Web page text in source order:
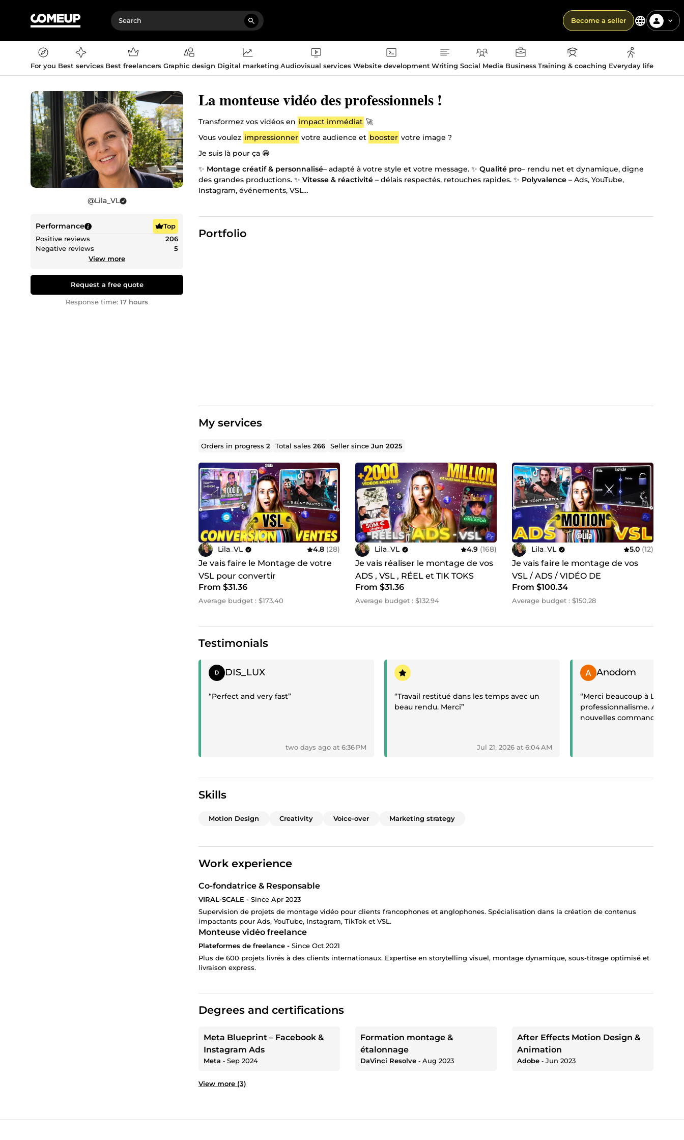
Become a seller
For you Best services Best freelancers Graphic design Digital marketing Audiovisual services Website development Writing Social Media Business Training & coaching Everyday life
@Lila_VL
Performance
Top
Positive reviews
206
Negative reviews
5
View more
Request a free quote
Response time: 17 hours
La monteuse vidéo des professionnels !
Transformez vos vidéos en impact immédiat 🚀
Vous voulez impressionner votre audience et booster votre image ?
Je suis là pour ça 😁
✨ Montage créatif & personnalisé– adapté à votre style et votre message. ✨ Qualité pro– rendu net et dynamique, digne
des grandes productions. ✨ Vitesse & réactivité – délais respectés, retouches rapides. ✨ Polyvalence – Ads, YouTube,
Instagram, événements, VSL…
Portfolio
My services
Orders in progress2 Total sales266 Seller sinceJun 2025
Lila_VL 4.8 (28)
Je vais faire le Montage de votre
VSL pour convertir
From $31.36
Average budget : $173.40
Lila_VL 4.9 (168)
Je vais réaliser le montage de vos
ADS , VSL , RÉEL et TIK TOKS
From $31.36
Average budget : $132.94
Lila_VL 5.0 (12)
Je vais faire le montage de vos
VSL / ADS / VIDÉO DE
PRESENTATION en Motion
DESIGN
From $100.34
Average budget : $150.28
Testimonials
Positive review
DIS_LUX
“Perfect and very fast”
two days ago at 6:36 PM
Positive review
“Travail restitué dans les temps avec un
beau rendu. Merci”
Jul 21, 2026 at 6:04 AM
Positive review
Anodom
“Merci beaucoup à Lila_VL
professionnalisme. A
nouvelles commandes”
Skills
Motion Design Creativity Voice-over Marketing strategy
Work experience
Co-fondatrice & Responsable
VIRAL-SCALE - Since Apr 2023
Supervision de projets de montage vidéo pour clients francophones et anglophones. Spécialisation dans la création de contenus
impactants pour Ads, YouTube, Instagram, TikTok et VSL.
Monteuse vidéo freelance
Plateformes de freelance - Since Oct 2021
Plus de 600 projets livrés à des clients internationaux. Expertise en storytelling visuel, montage dynamique, sous-titrage optimisé et
livraison express.
Degrees and certifications
Meta Blueprint – Facebook &
Instagram Ads
Meta ‐ Sep 2024
Formation montage &
étalonnage
DaVinci Resolve ‐ Aug 2023
After Effects Motion Design &
Animation
Adobe ‐ Jun 2023
View more (3)